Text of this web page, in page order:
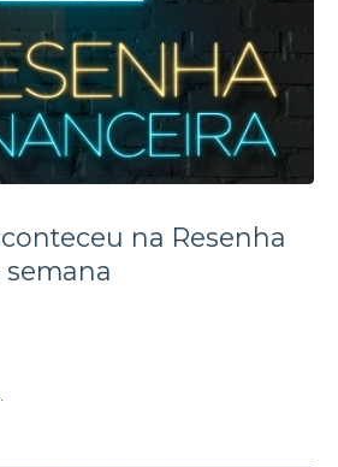
na Resenha